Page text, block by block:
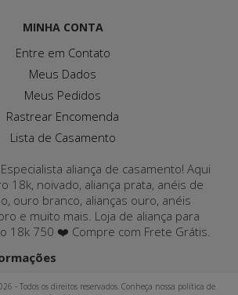
MINHA CONTA
Entre em Contato
Meus Dados
Meus Pedidos
Rastrear Encomenda
Lista de Casamento
aliança de casamento! Aqui
18k, noivado, aliança prata, anéis de
ouro branco, alianças ouro, anéis
e muito mais. Loja de aliança para
18k 750 ❤️ Compre com Frete Grátis.
- Todos os direitos reservados. Conheça nossa política de